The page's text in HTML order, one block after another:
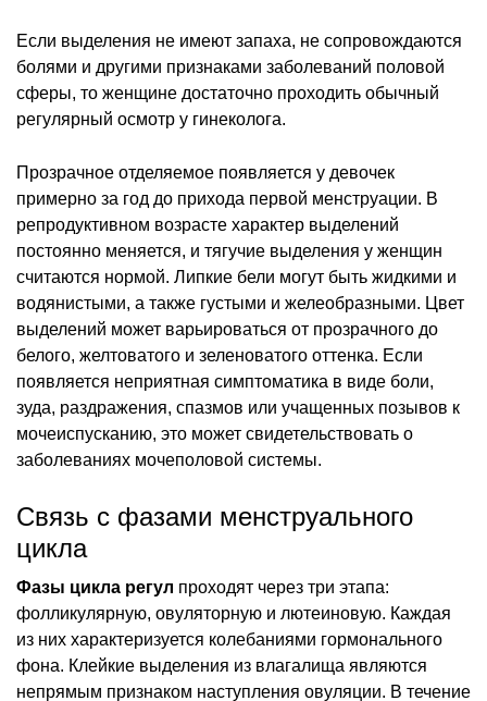
Если выделения не имеют запаха, не сопровождаются
болями и другими признаками заболеваний половой
сферы, то женщине достаточно проходить обычный
регулярный осмотр у гинеколога.
Прозрачное отделяемое появляется у девочек
примерно за год до прихода первой менструации. В
репродуктивном возрасте характер выделений
постоянно меняется, и тягучие выделения у женщин
считаются нормой. Липкие бели могут быть жидкими и
водянистыми, а также густыми и желеобразными. Цвет
выделений может варьироваться от прозрачного до
белого, желтоватого и зеленоватого оттенка. Если
появляется неприятная симптоматика в виде боли,
зуда, раздражения, спазмов или учащенных позывов к
мочеиспусканию, это может свидетельствовать о
заболеваниях мочеполовой системы.
Связь с фазами менструального
цикла
Фазы цикла регул проходят через три этапа:
фолликулярную, овуляторную и лютеиновую. Каждая
из них характеризуется колебаниями гормонального
фона. Клейкие выделения из влагалища являются
непрямым признаком наступления овуляции. В течение